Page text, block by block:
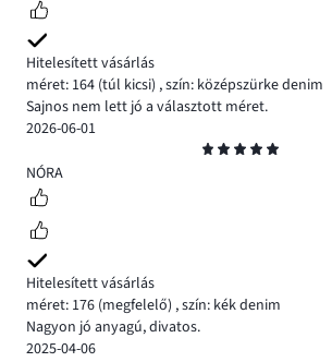
Hitelesített vásárlás
méret: 164 (túl kicsi) ,szín: középszürke denim
Sajnos nem lett jó a választott méret.
2026-06-01
5
NÓRA
Hitelesített vásárlás
méret: 176 (megfelelő) ,szín: kék denim
Nagyon jó anyagú, divatos.
2025-04-06